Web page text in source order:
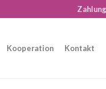
Kooperation Kontakt